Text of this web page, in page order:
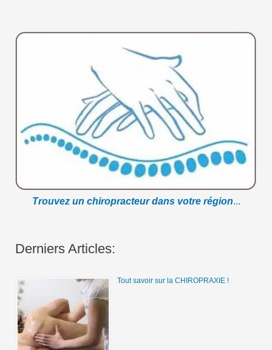
Trouvez un chiropracteur dans votre région...
Derniers Articles:
Tout savoir sur la CHIROPRAXIE !